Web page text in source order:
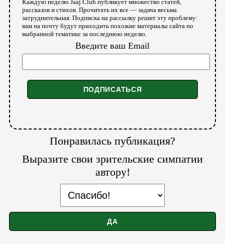
Каждую неделю Jaaj.Club публикует множество статей,
рассказов и стихов. Прочитать их все — задача весьма
затруднительная. Подписка на рассылку решит эту проблему:
вам на почту будут приходить похожие материалы сайта по
выбранной тематике за последнюю неделю.
Введите ваш Email
Понравилась публикация?
Выразите свои зрительские симпатии
автору!